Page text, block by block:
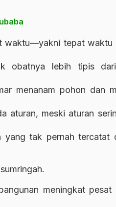
waktu—yakni tepat waktu
obatnya lebih tipis
menanam pohon dan
aturan, meski aturan
tak pernah tercatat
meningkat pesat